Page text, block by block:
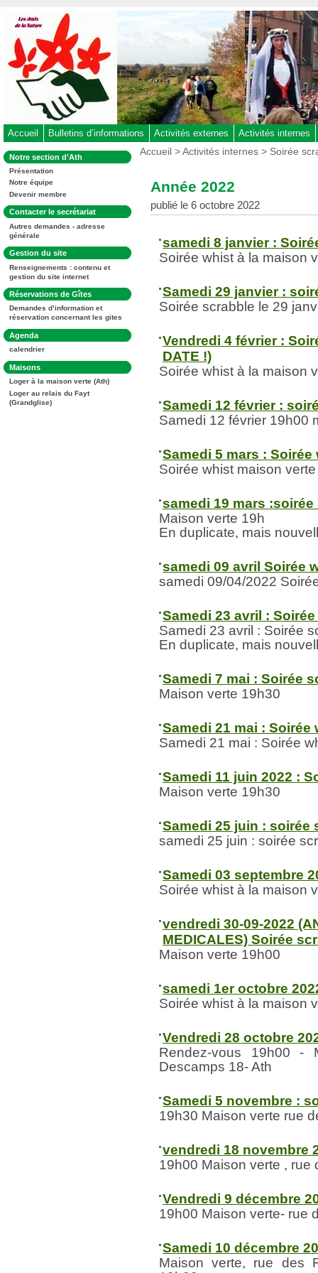
au
contenu
-
Aller
au
menu
-
à
la
recherche
Accueil Bulletins d’informations Activités externes Activités internes
Dans
la
rubrique
:
Notre section d’Ath
Présentation
Notre équipe
Devenir membre
Dans
la
rubrique
:
Contacter le secrétariat
Autres demandes - adresse
générale
Dans
la
rubrique
:
Gestion du site
Renseignements : contenu et
gestion du site internet
Dans
la
rubrique
:
Réservations de Gîtes
Demandes d’information et
réservation concernant les gites
Dans
la
rubrique
:
Agenda
calendrier
Dans
la
rubrique
:
Maisons
Loger à la maison verte (Ath)
Loger au relais du Fayt
(Grandglise)
Vous
Accueil >Activités internes > Soirée
Année 2022
publié le 6 octobre 2022
samedi 8 janvier :
Soirée whist à la maison
Samedi 29 janvier :
Soirée scrabble le 29
Vendredi 4 février :
DATE !)
Soirée whist à la maison
Samedi 12 février :
Samedi 12 février 19h00
Samedi 5 mars : Soirée
Soirée whist maison
samedi 19 mars
Maison verte 19h
En duplicate, mais
samedi 09 avril Soirée
samedi 09/04/2022
Samedi 23 avril :
Samedi 23 avril : Soirée
En duplicate, mais
Samedi 7 mai : Soirée
Maison verte 19h30
Samedi 21 mai : Soirée
Samedi 21 mai : Soirée
Samedi 11 juin 2022 :
Maison verte 19h30
Samedi 25 juin : soirée
samedi 25 juin : soirée
Samedi 03 septembre
Soirée whist à la maison
vendredi 30-09-2022
MEDICALES) Soirée
Maison verte 19h00
samedi 1er octobre
Soirée whist à la maison
Vendredi 28 octobre
Rendez-vous 19h00 -
Descamps 18- Ath
Samedi 5 novembre :
19h30 Maison verte rue
vendredi 18 novembre
19h00 Maison verte , rue
Vendredi 9 décembre
19h00 Maison verte- rue
Samedi 10 décembre
Maison verte, rue des